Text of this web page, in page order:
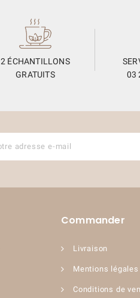
2 ÉCHANTILLONS
GRATUITS
03
Commander
Livraison
Mentions légales
Conditions de